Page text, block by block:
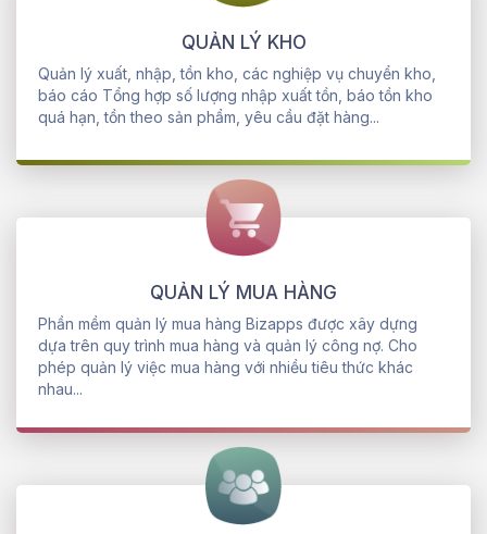
QUẢN LÝ KHO
Quản lý xuất, nhập, tồn kho, các nghiệp vụ chuyển kho,
báo cáo Tổng hợp số lượng nhập xuất tồn, báo tồn kho
quá hạn, tồn theo sản phẩm, yêu cầu đặt hàng...
QUẢN LÝ MUA HÀNG
Phần mềm quản lý mua hàng Bizapps được xây dựng
dựa trên quy trình mua hàng và quản lý công nợ. Cho
phép quản lý việc mua hàng với nhiều tiêu thức khác
nhau...